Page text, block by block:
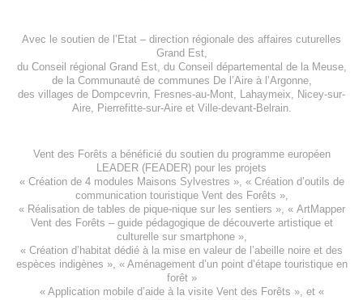
Avec le soutien de l’Etat – direction régionale des affaires cuturelles
Grand Est,
du Conseil régional Grand Est, du Conseil départemental de la Meuse,
de la Communauté de communes De l’Aire à l’Argonne,
des villages de Dompcevrin Fresnes-au-Mont Lahaymeix
Nicey-sur-
Aire, Pierrefitte-sur-Aireet Ville-devant-Belrain.
Vent des Forêts a bénéficié du soutien du programme européen
LEADER (FEADER) pour les projets
« Création de 4 modules Maisons Sylvestres », « Création d’outils de
communication touristique Vent des Forêts »,
« Réalisation de tables de pique-nique sur les sentiers », « ArtMapper
Vent des Forêts – guide pédagogique de découverte artistique et
culturelle sur smartphone »,
« Création d’habitat dédié à la mise en valeur de l’abeille noire et des
espèces indigènes », « Aménagement d’un point d’étape touristique en
forêt»
« Application mobile d’aide à la visite Vent des Forêts », et «